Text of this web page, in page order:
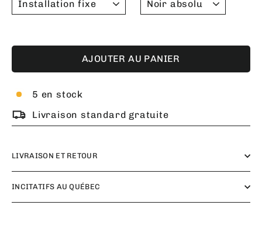
AJOUTER AU PANIER
5 en stock
Livraison standard gratuite
LIVRAISON ET RETOUR
INCITATIFS AU QUÉBEC